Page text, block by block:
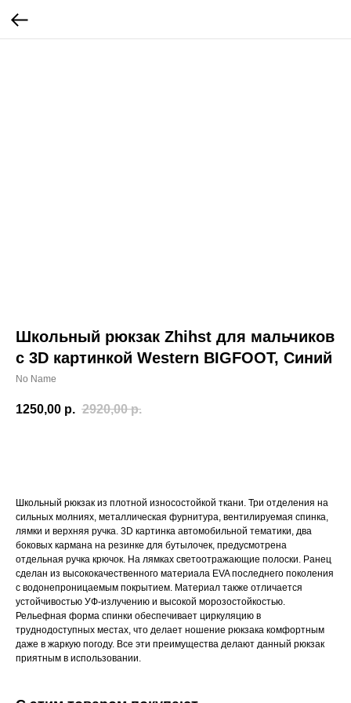
Школьный рюкзак Zhihst для мальчиков
c 3D картинкой Western BIGFOOT, Синий
No Name
1250,00 р. 2920,00 р.
Школьный рюкзак из плотной износостойкой ткани. Три отделения на
сильных молниях, металлическая фурнитура, вентилируемая спинка,
лямки и верхняя ручка. 3D картинка автомобильной тематики, два
боковых кармана на резинке для бутылочек, предусмотрена
отдельная ручка крючок. На лямках светоотражающие полоски. Ранец
сделан из высококачественного материала EVA последнего поколения
с водонепроницаемым покрытием. Материал также отличается
устойчивостью УФ-излучению и высокой морозостойкостью.
Рельефная форма спинки обеспечивает циркуляцию в
труднодоступных местах, что делает ношение рюкзака комфортным
даже в жаркую погоду. Все эти преимущества делают данный рюкзак
приятным в использовании.